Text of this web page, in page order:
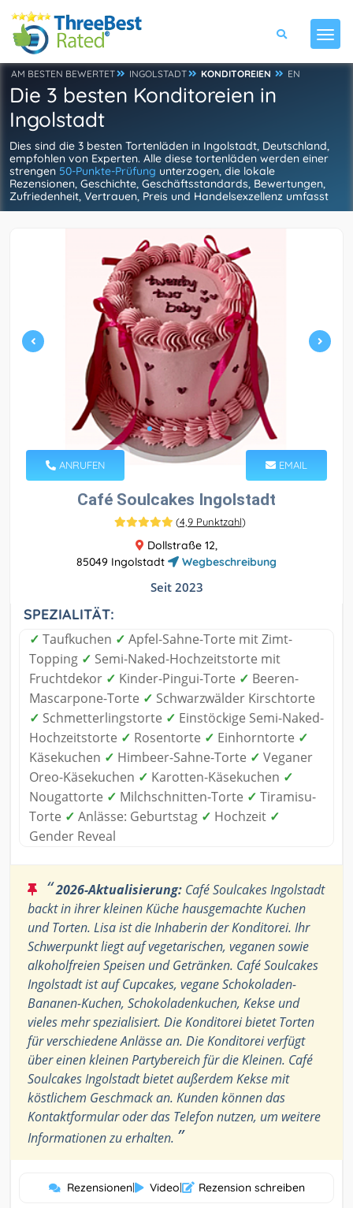
AM BESTEN BEWERTET INGOLSTADT KONDITOREIEN EN
Die 3 besten Konditoreien in
Ingolstadt
Dies sind die 3 besten Tortenläden in Ingolstadt, Deutschland,
empfohlen von Experten. Alle diese tortenläden werden einer
strengen 50-Punkte-Prüfung unterzogen, die lokale
Rezensionen, Geschichte, Geschäftsstandards, Bewertungen,
Zufriedenheit, Vertrauen, Preis und Handelsexzellenz umfasst
ANRUFEN EMAIL
Café Soulcakes Ingolstadt
(4,9 Punktzahl)
Dollstraße 12,
85049 Ingolstadt
Wegbeschreibung
Seit 2023
SPEZIALITÄT:
✓ Taufkuchen ✓ Apfel-Sahne-Torte mit Zimt-
Topping ✓ Semi-Naked-Hochzeitstorte mit
Fruchtdekor ✓ Kinder-Pingui-Torte ✓ Beeren-
Mascarpone-Torte ✓ Schwarzwälder Kirschtorte
✓ Schmetterlingstorte ✓ Einstöckige Semi-Naked-
Hochzeitstorte ✓ Rosentorte ✓ Einhorntorte ✓
Käsekuchen ✓ Himbeer-Sahne-Torte ✓ Veganer
Oreo-Käsekuchen ✓ Karotten-Käsekuchen ✓
Nougattorte ✓ Milchschnitten-Torte ✓ Tiramisu-
Torte ✓ Anlässe: Geburtstag ✓ Hochzeit ✓
Gender Reveal
“2026-Aktualisierung: Café Soulcakes Ingolstadt
backt in ihrer kleinen Küche hausgemachte Kuchen
und Torten. Lisa ist die Inhaberin der Konditorei. Ihr
Schwerpunkt liegt auf vegetarischen, veganen sowie
alkoholfreien Speisen und Getränken. Café Soulcakes
Ingolstadt ist auf Cupcakes, vegane Schokoladen-
Bananen-Kuchen, Schokoladenkuchen, Kekse und
vieles mehr spezialisiert. Die Konditorei bietet Torten
für verschiedene Anlässe an. Die Konditorei verfügt
über einen kleinen Partybereich für die Kleinen. Café
Soulcakes Ingolstadt bietet außerdem Kekse mit
köstlichem Geschmack an. Kunden können das
Kontaktformular oder das Telefon nutzen, um weitere
Informationen zu erhalten. ”
Rezensionen| Video| Rezension schreiben